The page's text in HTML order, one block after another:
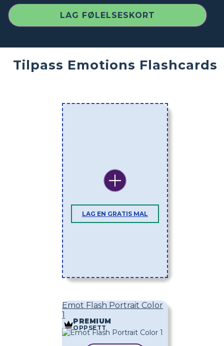
LAG FØLELSESKORT
Tilpass Emotions Flashcards
LAG EN GRATIS MAL
Emot Flash Portrait Color
1
PREMIUM
OPPSETT